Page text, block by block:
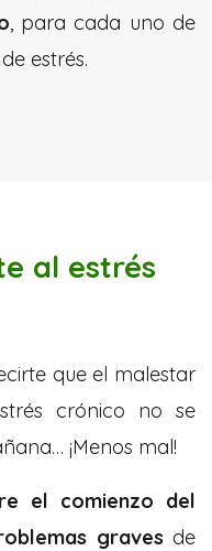
, para cada uno de
estrés.
al estrés
que el malestar
crónico no se
¡Menos mal!
el comienzo del
graves de